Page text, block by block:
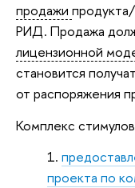
продажи
РИД. Продажа
лицензионной
становится
от распоряжения
Комплекс
проекта по